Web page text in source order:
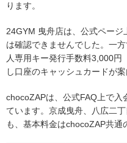
ります。
24GYM 曳舟店は、公式ペー
は確認できませんでした。一
人専用キー発行手数料3,000円
し口座のキャッシュカードが案
chocoZAPは、公式FAQ上で
ています。京成曳舟、八広二
も、基本料金はchocoZAP共通